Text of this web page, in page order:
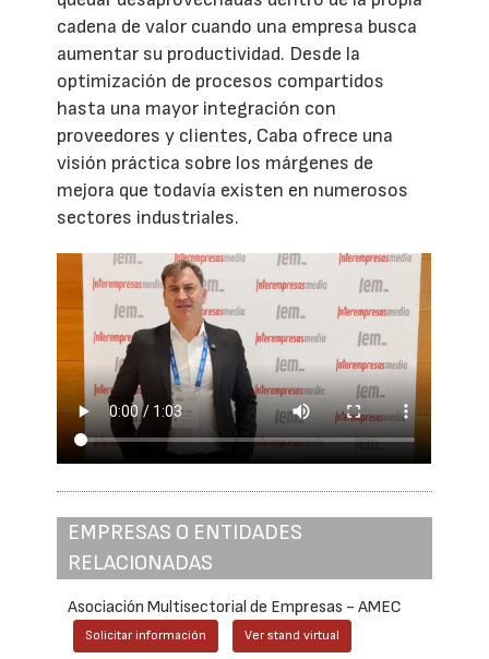
cadena de valor cuando una empresa busca
aumentar su productividad. Desde la
optimización de procesos compartidos
hasta una mayor integración con
proveedores y clientes, Caba ofrece una
visión práctica sobre los márgenes de
mejora que todavía existen en numerosos
sectores industriales.
EMPRESAS O ENTIDADES
RELACIONADAS
Asociación Multisectorial de Empresas - AMEC
Solicitar información Ver stand virtual